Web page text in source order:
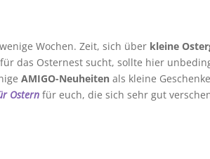
Wochen. Zeit, sich über kleine
das Osternest sucht, sollte hier
AMIGO-Neuheiten als kleine
Ostern für euch, die sich sehr gut